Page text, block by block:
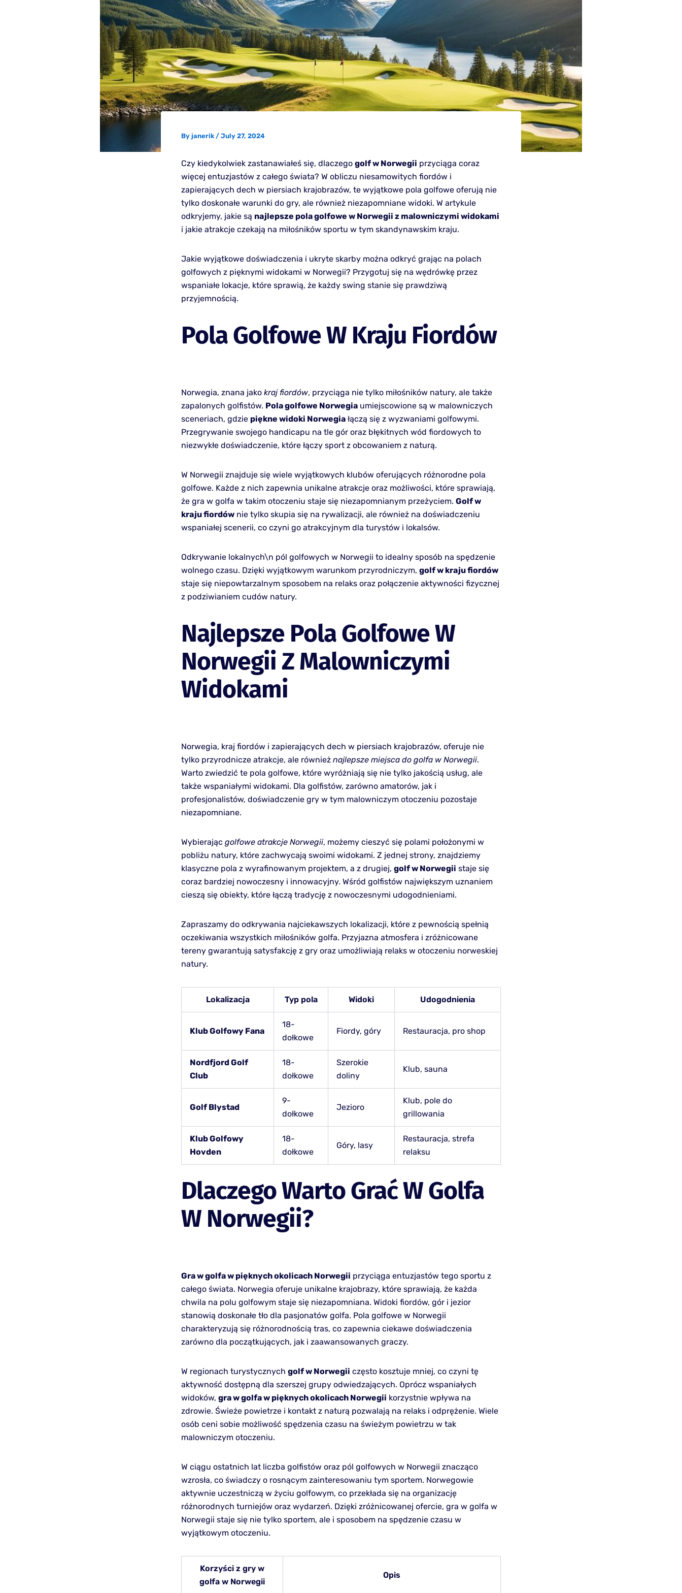
By janerik / July 27, 2024
Czy kiedykolwiek zastanawiałeś się, dlaczego golf w Norwegii przyciąga coraz
więcej entuzjastów z całego świata? W obliczu niesamowitych fiordów i
zapierających dech w piersiach krajobrazów, te wyjątkowe pola golfowe oferują nie
tylko doskonałe warunki do gry, ale również niezapomniane widoki. W artykule
odkryjemy, jakie są najlepsze pola golfowe w Norwegii z malowniczymi widokami
i jakie atrakcje czekają na miłośników sportu w tym skandynawskim kraju.
Jakie wyjątkowe doświadczenia i ukryte skarby można odkryć grając na polach
golfowych z pięknymi widokami w Norwegii? Przygotuj się na wędrówkę przez
wspaniałe lokacje, które sprawią, że każdy swing stanie się prawdziwą
przyjemnością.
Pola Golfowe W Kraju Fiordów
Norwegia, znana jako kraj fiordów, przyciąga nie tylko miłośników natury, ale także
zapalonych golfistów. Pola golfowe Norwegia umiejscowione są w malowniczych
sceneriach, gdzie piękne widoki Norwegia łączą się z wyzwaniami golfowymi.
Przegrywanie swojego handicapu na tle gór oraz błękitnych wód fiordowych to
niezwykłe doświadczenie, które łączy sport z obcowaniem z naturą.
W Norwegii znajduje się wiele wyjątkowych klubów oferujących różnorodne pola
golfowe. Każde z nich zapewnia unikalne atrakcje oraz możliwości, które sprawiają,
że gra w golfa w takim otoczeniu staje się niezapomnianym przeżyciem. Golf w
kraju fiordów nie tylko skupia się na rywalizacji, ale również na doświadczeniu
wspaniałej scenerii, co czyni go atrakcyjnym dla turystów i lokalsów.
Odkrywanie lokalnych\n pól golfowych w Norwegii to idealny sposób na spędzenie
wolnego czasu. Dzięki wyjątkowym warunkom przyrodniczym, golf w kraju fiordów
staje się niepowtarzalnym sposobem na relaks oraz połączenie aktywności fizycznej
z podziwianiem cudów natury.
Najlepsze Pola Golfowe W
Norwegii Z Malowniczymi
Widokami
Norwegia, kraj fiordów i zapierających dech w piersiach krajobrazów, oferuje nie
tylko przyrodnicze atrakcje, ale również najlepsze miejsca do golfa w Norwegii.
Warto zwiedzić te pola golfowe, które wyróżniają się nie tylko jakością usług, ale
także wspaniałymi widokami. Dla golfistów, zarówno amatorów, jak i
profesjonalistów, doświadczenie gry w tym malowniczym otoczeniu pozostaje
niezapomniane.
Wybierając golfowe atrakcje Norwegii, możemy cieszyć się polami położonymi w
pobliżu natury, które zachwycają swoimi widokami. Z jednej strony, znajdziemy
klasyczne pola z wyrafinowanym projektem, a z drugiej, golf w Norwegii staje się
coraz bardziej nowoczesny i innowacyjny. Wśród golfistów największym uznaniem
cieszą się obiekty, które łączą tradycję z nowoczesnymi udogodnieniami.
Zapraszamy do odkrywania najciekawszych lokalizacji, które z pewnością spełnią
oczekiwania wszystkich miłośników golfa. Przyjazna atmosfera i zróżnicowane
tereny gwarantują satysfakcję z gry oraz umożliwiają relaks w otoczeniu norweskiej
natury.
Lokalizacja Typ pola Widoki Udogodnienia
Klub Golfowy Fana
18-
dołkowe
Fiordy, góry Restauracja, pro shop
Nordfjord Golf
Club
18-
dołkowe
Szerokie
doliny
Klub, sauna
Golf Blystad
9-
dołkowe
Jezioro
Klub, pole do
grillowania
Klub Golfowy
Hovden
18-
dołkowe
Góry, lasy
Restauracja, strefa
relaksu
Dlaczego Warto Grać W Golfa
W Norwegii?
Gra w golfa w pięknych okolicach Norwegii przyciąga entuzjastów tego sportu z
całego świata. Norwegia oferuje unikalne krajobrazy, które sprawiają, że każda
chwila na polu golfowym staje się niezapomniana. Widoki fiordów, gór i jezior
stanowią doskonałe tło dla pasjonatów golfa. Pola golfowe w Norwegii
charakteryzują się różnorodnością tras, co zapewnia ciekawe doświadczenia
zarówno dla początkujących, jak i zaawansowanych graczy.
W regionach turystycznych golf w Norwegii często kosztuje mniej, co czyni tę
aktywność dostępną dla szerszej grupy odwiedzających. Oprócz wspaniałych
widoków, gra w golfa w pięknych okolicach Norwegii korzystnie wpływa na
zdrowie. Świeże powietrze i kontakt z naturą pozwalają na relaks i odprężenie. Wiele
osób ceni sobie możliwość spędzenia czasu na świeżym powietrzu w tak
malowniczym otoczeniu.
W ciągu ostatnich lat liczba golfistów oraz pól golfowych w Norwegii znacząco
wzrosła, co świadczy o rosnącym zainteresowaniu tym sportem. Norwegowie
aktywnie uczestniczą w życiu golfowym, co przekłada się na organizację
różnorodnych turniejów oraz wydarzeń. Dzięki zróżnicowanej ofercie, gra w golfa w
Norwegii staje się nie tylko sportem, ale i sposobem na spędzenie czasu w
wyjątkowym otoczeniu.
Korzyści z gry w
golfa w Norwegii
Opis